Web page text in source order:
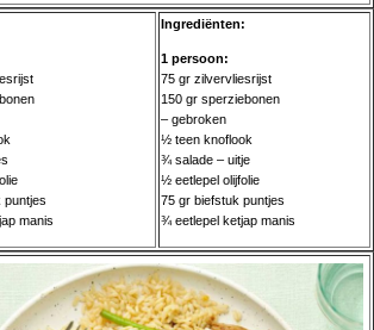
puntjes
manis
Ingrediënten:
1 persoon:
75 gr zilvervliesrijst
150 gr sperziebonen
– gebroken
½ teen knoflook
¾ salade – uitje
½ eetlepel olijfolie
75 gr biefstuk puntjes
¾ eetlepel ketjap manis